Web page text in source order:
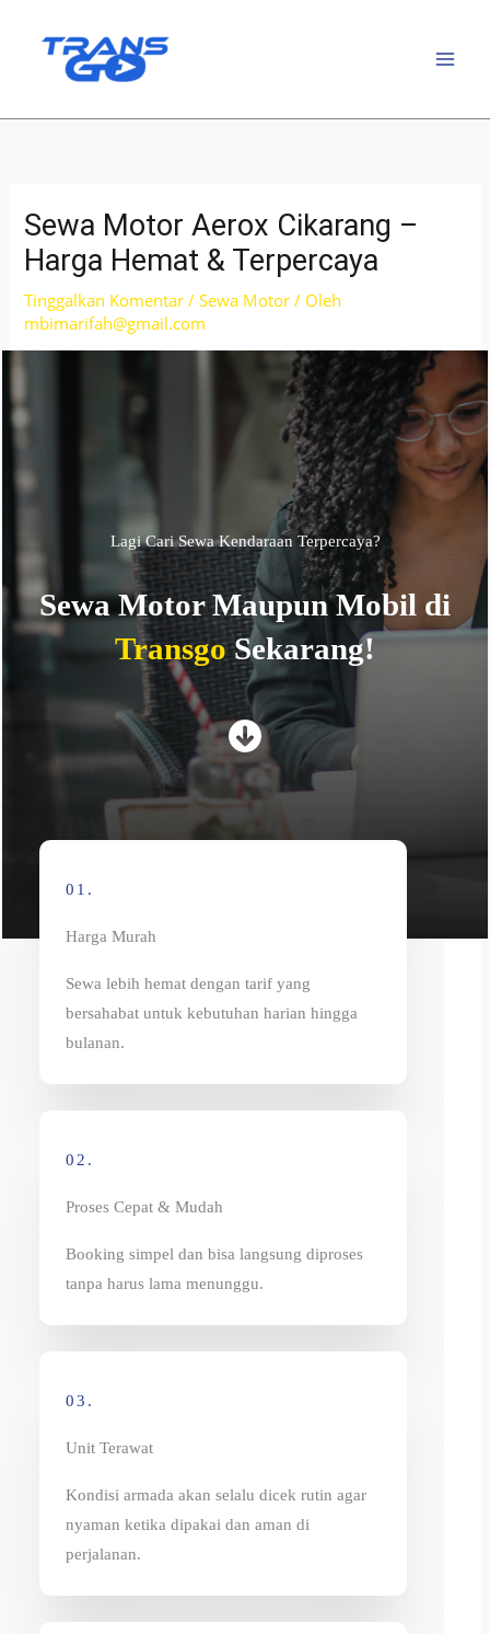
Sewa Motor Aerox Cikarang –
Harga Hemat & Terpercaya
Tinggalkan Komentar /Sewa Motor / Oleh
mbimarifah@gmail.com
Lagi Cari Sewa Kendaraan Terpercaya?
Sewa Motor Maupun Mobil di
Transgo Sekarang!
01.
Harga Murah
Sewa lebih hemat dengan tarif yang
bersahabat untuk kebutuhan harian hingga
bulanan.
02.
Proses Cepat & Mudah
Booking simpel dan bisa langsung diproses
tanpa harus lama menunggu.
03.
Unit Terawat
Kondisi armada akan selalu dicek rutin agar
nyaman ketika dipakai dan aman di
perjalanan.